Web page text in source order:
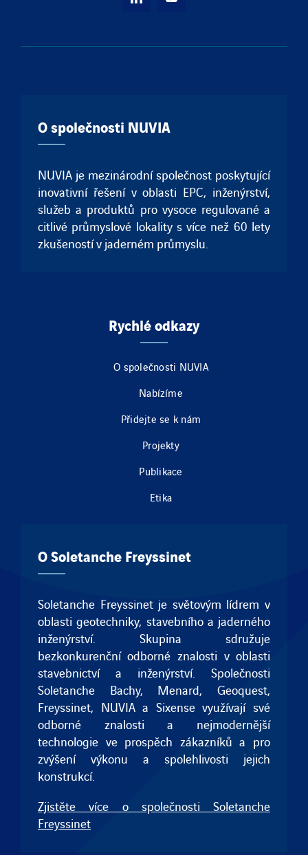
O společnosti NUVIA
NUVIA je mezinárodní společnost poskytující
inovativní řešení v oblasti EPC, inženýrství,
služeb a produktů pro vysoce regulované a
citlivé průmyslové lokality s více než 60 lety
zkušeností v jaderném průmyslu.
Rychlé odkazy
O společnosti NUVIA
Nabízíme
Přidejte se k nám
Projekty
Publikace
Etika
O Soletanche Freyssinet
Soletanche Freyssinet je světovým lídrem v
oblasti geotechniky, stavebního a jaderného
inženýrství. Skupina sdružuje
bezkonkurenční odborné znalosti v oblasti
stavebnictví a inženýrství. Společnosti
Soletanche Bachy, Menard,Geoquest,
Freyssinet, NUVIA a Sixensevyužívají své
odborné znalosti a nejmodernější
technologie ve prospěch zákazníků a pro
zvýšení výkonu a spolehlivosti jejich
konstrukcí.
Zjistěte více o společnosti Soletanche
Freyssinet